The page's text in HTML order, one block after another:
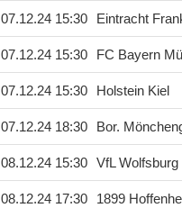
07.12.24 15:30 Eintracht
07.12.24 15:30 FC Bayern
07.12.24 15:30 Holstein Kiel
07.12.24 18:30 Bor.
08.12.24 15:30 VfL Wolfsburg
08.12.24 17:30 1899